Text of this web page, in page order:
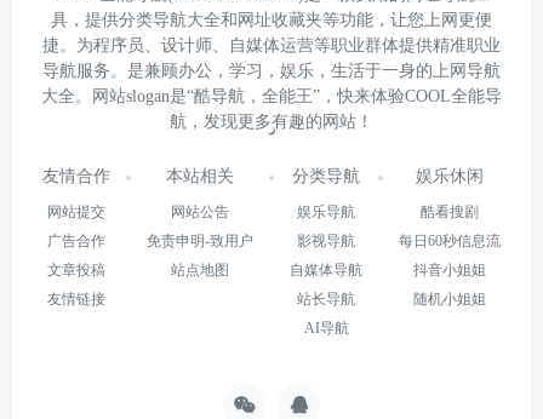
具，提供分类导航大全和网址收藏夹等功能，让您上网更便
捷。为程序员、设计师、自媒体运营等职业群体提供精准职业
导航服务。是兼顾办公，学习，娱乐，生活于一身的上网导航
大全。网站slogan是“酷导航，全能王”，快来体验COOL全能导
航，发现更多有趣的网站！
友情合作
网站提交
广告合作
文章投稿
友情链接
本站相关
网站公告
免责申明-致用户
站点地图
分类导航
娱乐导航
影视导航
自媒体导航
站长导航
AI导航
娱乐休闲
酷看搜剧
每日60秒信息流
抖音小姐姐
随机小姐姐